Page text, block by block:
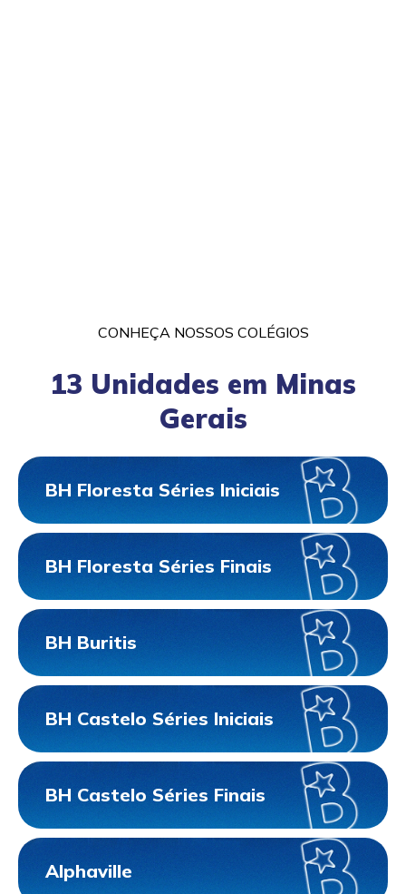
CONHEÇA NOSSOS COLÉGIOS
13 Unidades em Minas
Gerais
BH Floresta Séries Iniciais
BH Floresta Séries Finais
BH Buritis
BH Castelo Séries Iniciais
BH Castelo Séries Finais
Alphaville